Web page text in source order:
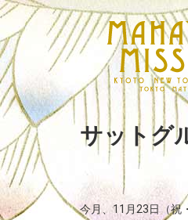
サットグ
今月、11月23日（祝